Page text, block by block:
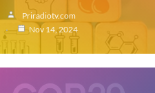
Priradiotv.com
Nov 14, 2024